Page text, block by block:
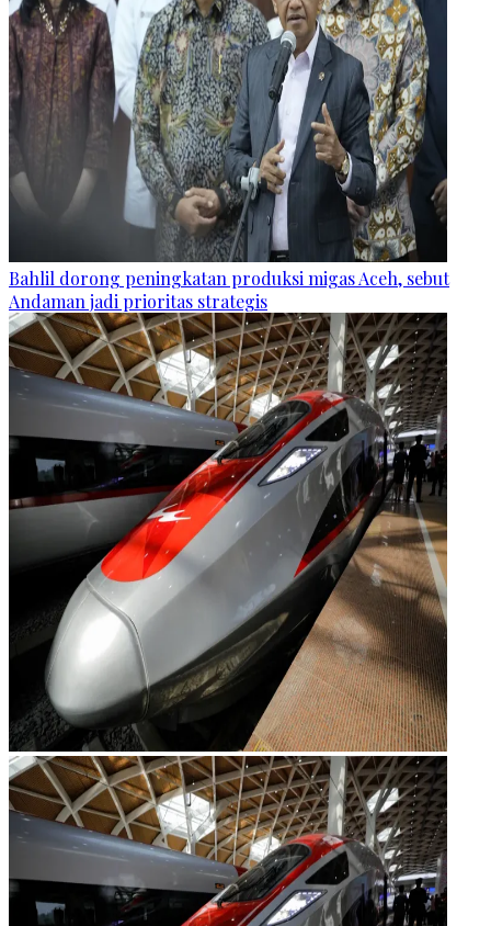
Bahlil dorong peningkatan produksi migas Aceh, sebut
Andaman jadi prioritas strategis